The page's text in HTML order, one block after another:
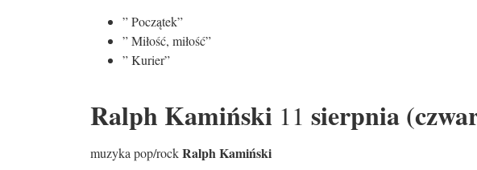
” Początek”
” Miłość, miłość”
” Kurier”
Ralph Kamiński 11 sierpnia
muzyka pop/rockRalph Kamiński